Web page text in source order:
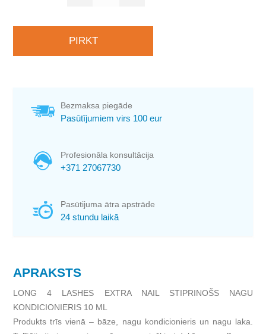
Bezmaksa piegāde
Pasūtījumiem virs 100 eur
Profesionāla konsultācija
+371 27067730
Pasūtijuma ātra apstrāde
24 stundu laikā
APRAKSTS
LONG 4 LASHES EXTRA NAIL STIPRINOŠS NAGU
KONDICIONIERIS 10 ML
Produkts trīs vienā – bāze, nagu kondicionieris un nagu laka.